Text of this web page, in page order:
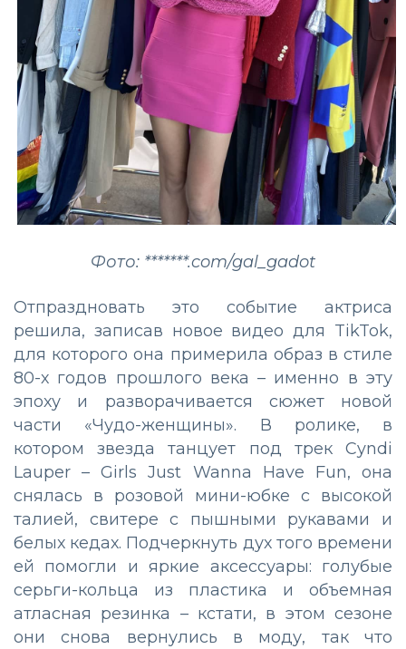
Фото: *******.com/gal_gadot
Отпраздновать это событие актриса
решила, записав новое видео для TikTok,
для которого она примерила образ в стиле
80-х годов прошлого века – именно в эту
эпоху и разворачивается сюжет новой
части «Чудо-женщины». В ролике, в
котором звезда танцует под трек Cyndi
Lauper – Girls Just Wanna Have Fun, она
снялась в розовой мини-юбке с высокой
талией, свитере с пышными рукавами и
белых кедах. Подчеркнуть дух того времени
ей помогли и яркие аксессуары: голубые
серьги-кольца из пластика и объемная
атласная резинка – кстати, в этом сезоне
они снова вернулись в моду, так что